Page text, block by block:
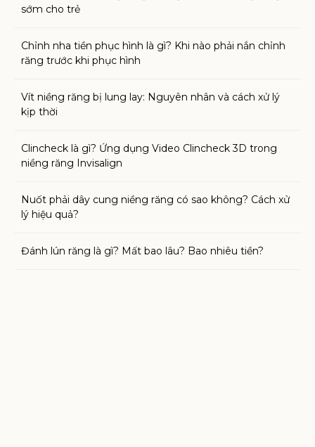
sớm cho trẻ
Chỉnh nha tiền phục hình là gì? Khi nào phải nắn chỉnh
răng trước khi phục hình
Vít niềng răng bị lung lay: Nguyên nhân và cách xử lý
kịp thời
Clincheck là gì? Ứng dụng Video Clincheck 3D trong
niềng răng Invisalign
Nuốt phải dây cung niềng răng có sao không? Cách xử
lý hiệu quả?
Đánh lún răng là gì? Mất bao lâu? Bao nhiêu tiền?